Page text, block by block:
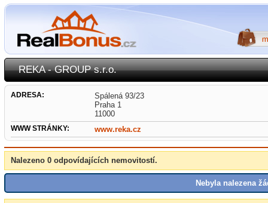
REKA - GROUP s.r.o.
ADRESA:
Spálená 93/23
Praha 1
11000
WWW STRÁNKY: www.reka.cz
Nalezeno 0 odpovídajících nemovitostí.
Nebyla nalezena